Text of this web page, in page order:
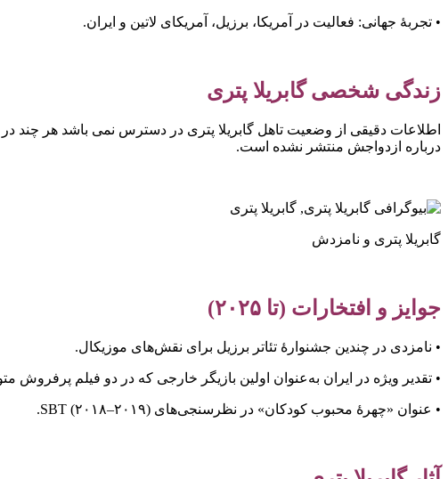
• تجربهٔ جهانی: فعالیت در آمریکا، برزیل، آمریکای لاتین و ایران.
زندگی شخصی گابریلا پتری
اطلاعات دقیقی از وضعیت تاهل گابریلا پتری در دسترس نمی باشد هر
درباره ازدواجش منتشر نشده است.
گابریلا پتری و نامزدش
جوایز و افتخارات (تا ۲۰۲۵)
• نامزدی در چندین جشنوارهٔ تئاتر برزیل برای نقش‌های موزیکال.
• تقدیر ویژه در ایران به‌عنوان اولین بازیگر خارجی که در دو فیلم پرفروش
• عنوان «چهرهٔ محبوب کودکان» در نظرسنجی‌های SBT (۲۰۱۸–۲۰۱۹).